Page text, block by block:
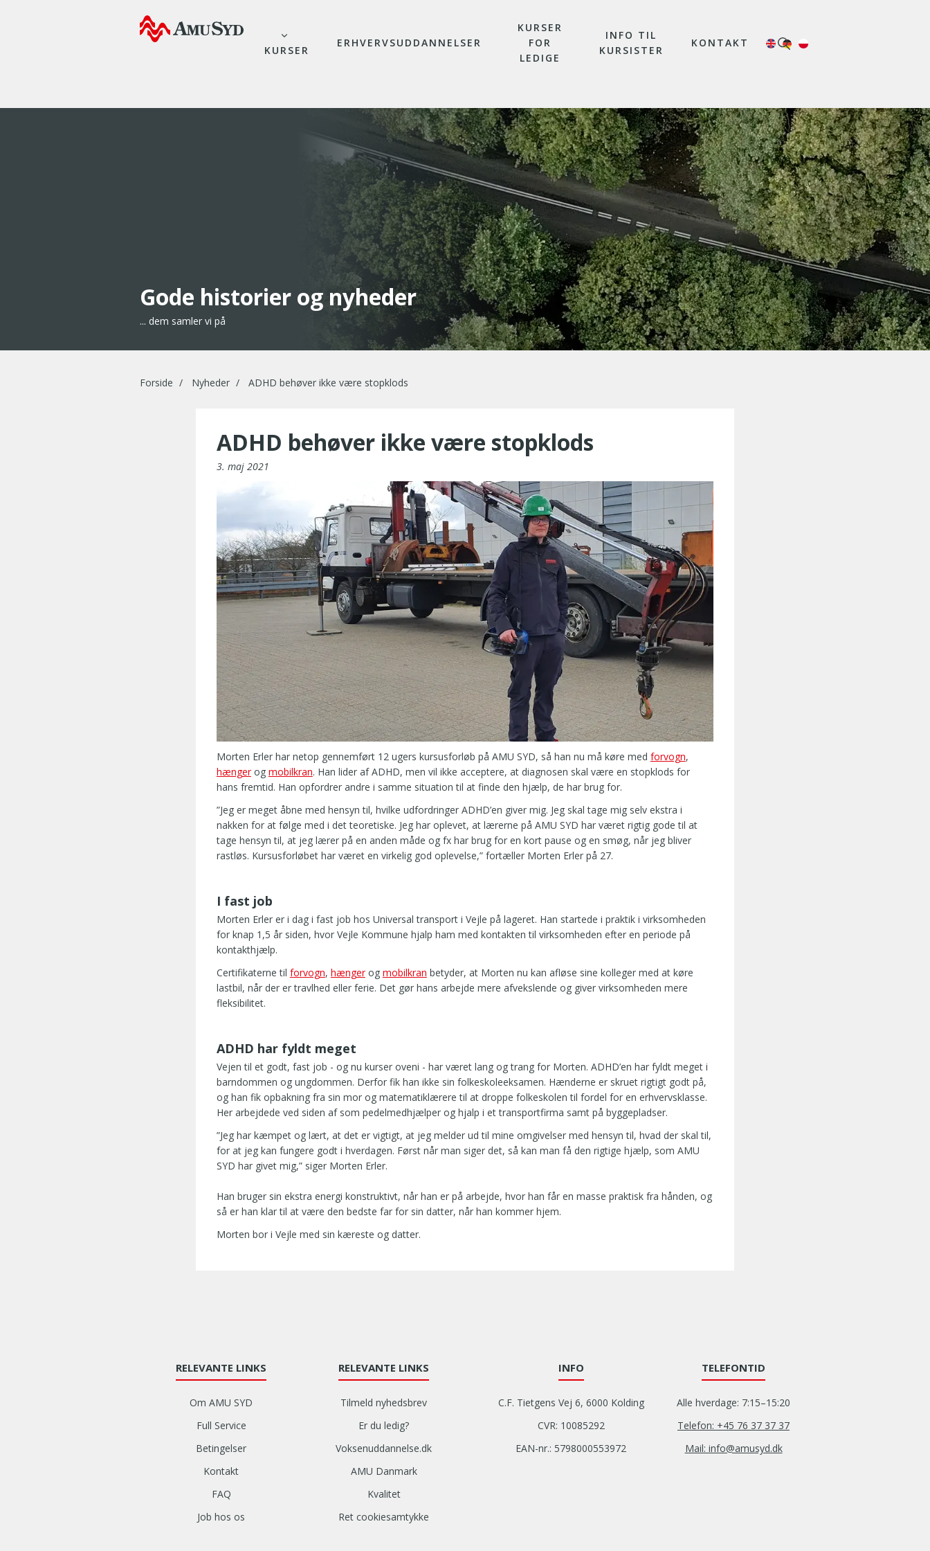
KURSER
ERHVERVSUDDANNELSER
KURSER
FOR
LEDIGE
INFO TIL
KURSISTER
KONTAKT
Gode historier og nyheder
... dem samler vi på
Forside Nyheder ADHD behøver ikke være stopklods
ADHD behøver ikke være stopklods
3. maj 2021
Morten Erler har netop gennemført 12 ugers kursusforløb på AMU SYD, så han nu må køre med forvogn,
hængerog mobilkran. Han lider af ADHD, men vil ikke acceptere, at diagnosen skal være en stopklods for
hans fremtid. Han opfordrer andre i samme situation til at finde den hjælp, de har brug for.
”Jeg er meget åbne med hensyn til, hvilke udfordringer ADHD’en giver mig. Jeg skal tage mig selv ekstra i
nakken for at følge med i det teoretiske. Jeg har oplevet, at lærerne på AMU SYD har været rigtig gode til at
tage hensyn til, at jeg lærer på en anden måde og fx har brug for en kort pause og en smøg, når jeg bliver
rastløs. Kursusforløbet har været en virkelig god oplevelse,” fortæller Morten Erler på 27.
I fast job
Morten Erler er i dag i fast job hos Universal transport i Vejle på lageret. Han startede i praktik i virksomheden
for knap 1,5 år siden, hvor Vejle Kommune hjalp ham med kontakten til virksomheden efter en periode på
kontakthjælp.
Certifikaterne til forvogn, hængerog mobilkran betyder, at Morten nu kan afløse sine kolleger med at køre
lastbil, når der er travlhed eller ferie. Det gør hans arbejde mere afvekslende og giver virksomheden mere
fleksibilitet.
ADHD har fyldt meget
Vejen til et godt, fast job - og nu kurser oveni - har været lang og trang for Morten. ADHD’en har fyldt meget i
barndommen og ungdommen. Derfor fik han ikke sin folkeskoleeksamen. Hænderne er skruet rigtigt godt på,
og han fik opbakning fra sin mor og matematiklærere til at droppe folkeskolen til fordel for en erhvervsklasse.
Her arbejdede ved siden af som pedelmedhjælper og hjalp i et transportfirma samt på byggepladser.
”Jeg har kæmpet og lært, at det er vigtigt, at jeg melder ud til mine omgivelser med hensyn til, hvad der skal til,
for at jeg kan fungere godt i hverdagen. Først når man siger det, så kan man få den rigtige hjælp, som AMU
SYD har givet mig,” siger Morten Erler.
Han bruger sin ekstra energi konstruktivt, når han er på arbejde, hvor han får en masse praktisk fra hånden, og
så er han klar til at være den bedste far for sin datter, når han kommer hjem.
Morten bor i Vejle med sin kæreste og datter.
RELEVANTE LINKS
Om AMU SYD
Full Service
Betingelser
Kontakt
FAQ
Job hos os
RELEVANTE LINKS
Tilmeld nyhedsbrev
Er du ledig?
Voksenuddannelse.dk
AMU Danmark
Kvalitet
Ret cookiesamtykke
INFO
C.F. Tietgens Vej 6, 6000 Kolding
CVR: 10085292
EAN-nr.: 5798000553972
TELEFONTID
Alle hverdage: 7:15–15:20
Telefon: +45 76 37 37 37
Mail: info@amusyd.dk